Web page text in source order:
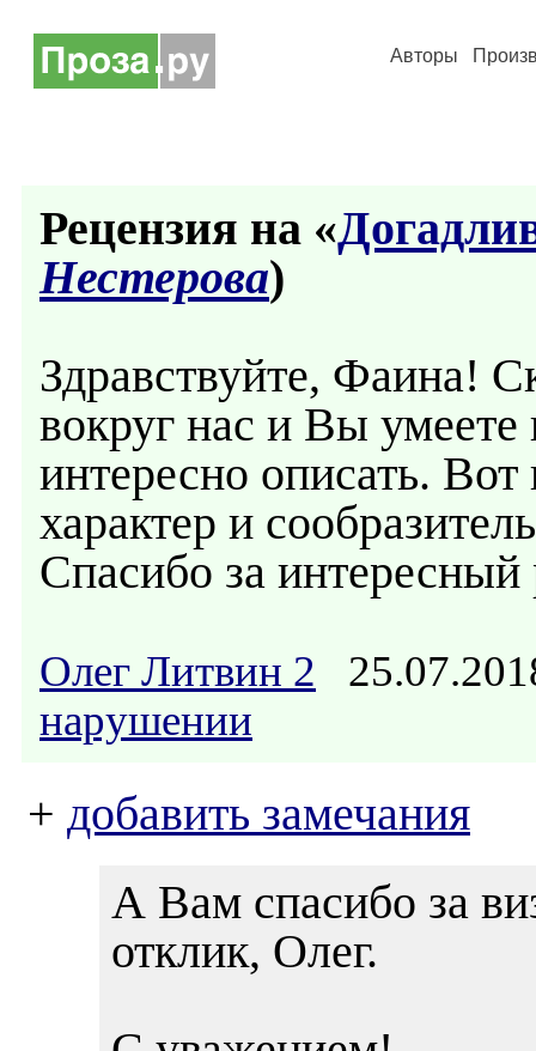
Авторы
Рецензия на «
Нестерова)
Здравствуйте, Фаина!
вокруг нас и Вы умеете
интересно описать.
характер и
Спасибо за интересный
Олег Литвин 2
нарушении
+ добавить замечания
А Вам спасибо за
отклик, Олег.